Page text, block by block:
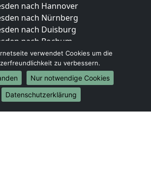
nach Hannover
nach Nürnberg
nach Duisburg
nach Bochum
nach Wuppertal
nach Bielefeld
nach Bonn
nach Münster
verwendet Cookies um die
zu verbessern.
Nur notwendige Cookies
Datenschutzerklärung